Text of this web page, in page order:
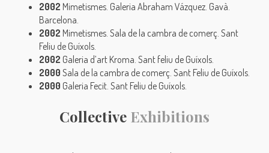
2002 Mimetismes. Galeria Abraham Vázquez. Gavà.
Barcelona.
2002 Mimetismes. Sala de la cambra de comerç. Sant
Feliu de Guíxols.
2002 Galeria d’art Kroma. Sant feliu de Guíxols.
2000 Sala de la cambra de comerç. Sant Feliu de Guíxols.
2000 Galeria Fecit. Sant Feliu de Guíxols.
Collective Exhibitions